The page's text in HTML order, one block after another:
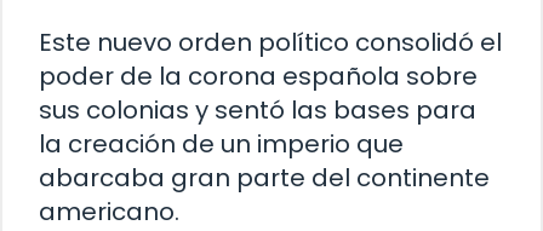
Este nuevo orden político consolidó el
poder de la corona española sobre
sus colonias y sentó las bases para
la creación de un imperio que
abarcaba gran parte del continente
americano.